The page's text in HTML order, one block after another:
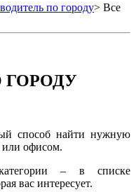
по городу> Все
ГОРОДУ
способ найти нужную
офисом.
– в списке
вас интересует.